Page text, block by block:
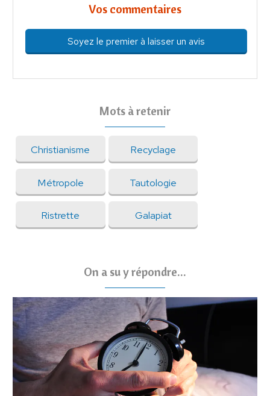
Vos commentaires
Soyez le premier à laisser un avis
Mots à retenir
Christianisme Recyclage
Métropole Tautologie
Ristrette Galapiat
On a su y répondre...